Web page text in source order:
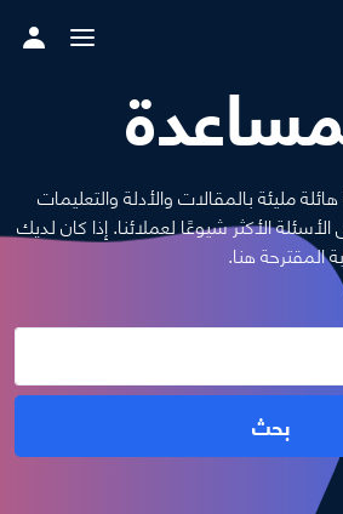
مليئة بالمقالات والأدلة والتعليمات
الأكثر شيوعًا لعملائنا. إذا كان لديك
هنا.
بحث